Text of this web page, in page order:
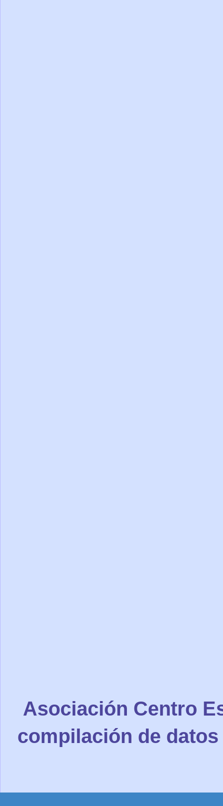
Asociación Centro
compilación de